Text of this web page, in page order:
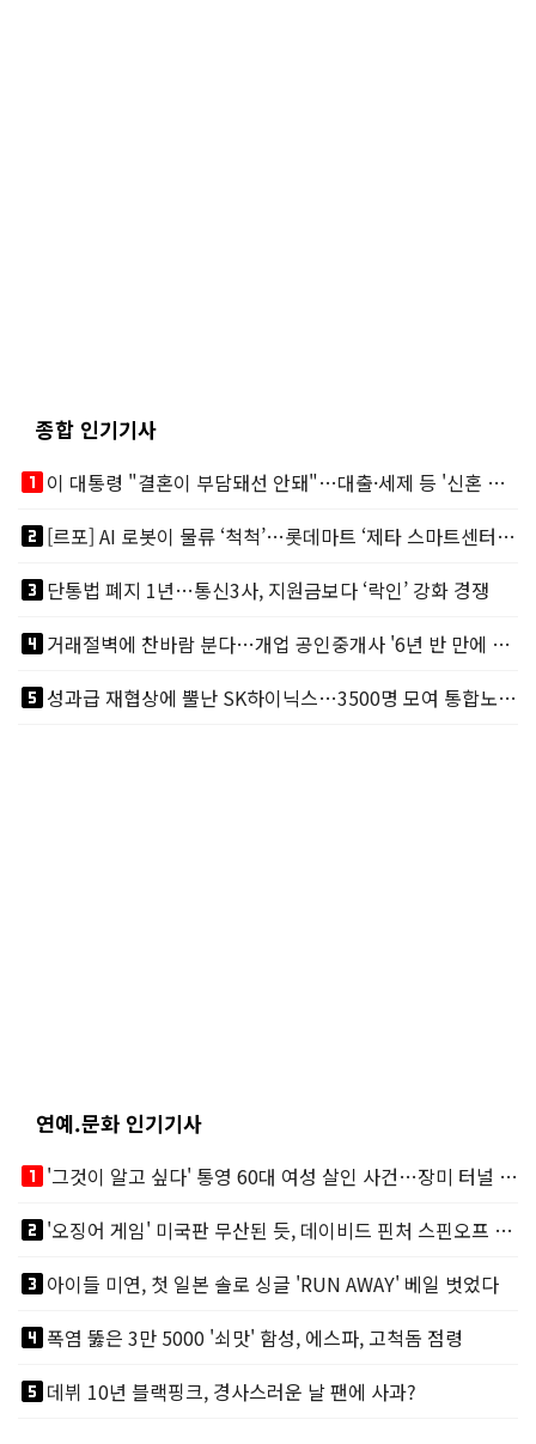
종합 인기기사
looks_one
이 대통령 "결혼이 부담돼선 안돼"…대출·세제 등 '신혼 걸림돌' 제거
looks_two
[르포] AI 로봇이 물류 ‘척척’…롯데마트 ‘제타 스마트센터’ 가보니
looks_3단통법 폐지 1년…통신3사, 지원금보다 ‘락인’ 강화 경쟁
looks_4
거래절벽에 찬바람 분다…개업 공인중개사 '6년 반 만에 최저'
looks_5
성과급 재협상에 뿔난 SK하이닉스…3500명 모여 통합노조 띄운다
연예.문화 인기기사
looks_one
'그것이 알고 싶다' 통영 60대 여성 살인 사건…장미 터널 아래 킬러, 누구냐 넌?
looks_two
'오징어 게임' 미국판 무산된 듯, 데이비드 핀처 스핀오프 철회
looks_3아이들 미연, 첫 일본 솔로 싱글 'RUN AWAY' 베일 벗었다
looks_4폭염 뚫은 3만 5000 '쇠맛' 함성, 에스파, 고척돔 점령
looks_5데뷔 10년 블랙핑크, 경사스러운 날 팬에 사과?